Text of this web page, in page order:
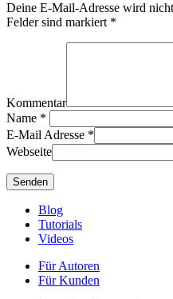
Deine E-Mail-Adresse wird
Felder sind markiert *
Kommentar
Name *
E-Mail Adresse *
Webseite
Blog
Tutorials
Videos
Für Autoren
Für Kunden